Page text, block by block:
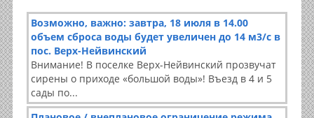
Возможно, важно: завтра, 18 июля в 14.00
объем сброса воды будет увеличен до 14 м3/с в
пос. Верх-Нейвинский
Внимание! В поселке Верх-Нейвинский прозвучат
сирены о приходе «большой воды»! Въезд в 4 и 5
сады по...